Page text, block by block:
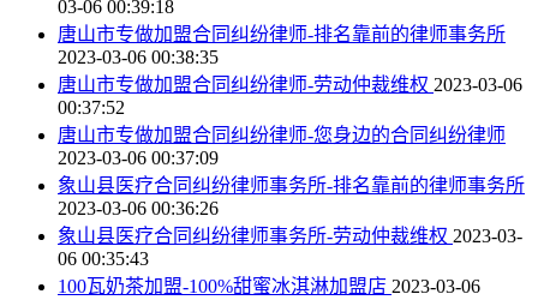
03-06 00:39:18
唐山市专做加盟合同纠纷律师-排名靠前的律师事务所
2023-03-06 00:38:35
唐山市专做加盟合同纠纷律师-劳动仲裁维权 2023-03-06
00:37:52
唐山市专做加盟合同纠纷律师-您身边的合同纠纷律师
2023-03-06 00:37:09
象山县医疗合同纠纷律师事务所-排名靠前的律师事务所
2023-03-06 00:36:26
象山县医疗合同纠纷律师事务所-劳动仲裁维权 2023-03-
06 00:35:43
100瓦奶茶加盟-100%甜蜜冰淇淋加盟店 2023-03-06